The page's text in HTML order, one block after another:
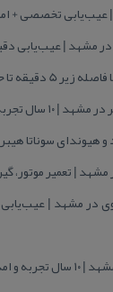
| عیب‌یابی تخصصی +
مشهد | عیب‌یابی
دقیقه تا حرم
و امداد خودرو
هیوندای سوناتا
در مشهد | عیب‌یابی
خودرو